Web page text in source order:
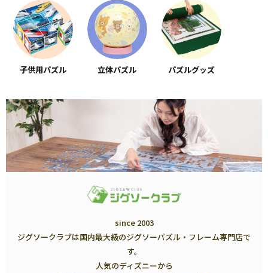
子供用パズル 立体パズル パズルグッズ
since 2003
ジグソークラブは国内最大級のジグソーパズル・フレーム専門店で
す。
人気のディズニーから